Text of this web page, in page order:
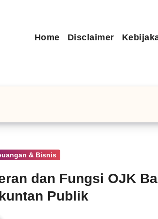
Home Disclaimer
& Bisnis
dan Fungsi OJK
Publik